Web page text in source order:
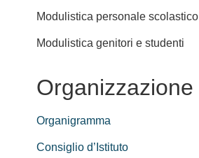
Modulistica personale scolastico
Modulistica genitori e studenti
Organizzazione
Organigramma
Consiglio d’Istituto